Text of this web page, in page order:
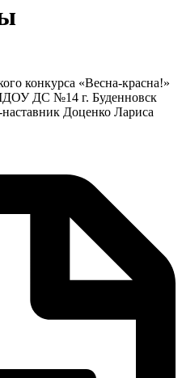
конкурса «Весна-красна!»
ДС №14 г. Буденновск
наставник Доценко Лариса